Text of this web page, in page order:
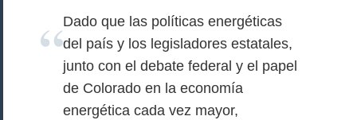
Dado que las políticas energéticas
del país y los legisladores estatales,
junto con el debate federal y el papel
de Colorado en la economía
energética cada vez mayor,